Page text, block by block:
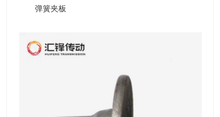
弹簧夹板